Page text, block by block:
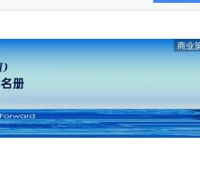
商业